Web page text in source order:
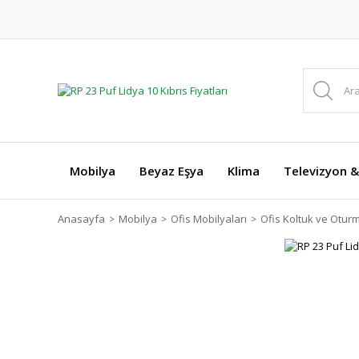
Mobilya Beyaz Eşya Klima Televizyon
Anasayfa Mobilya Ofis Mobilyaları Ofis Koltuk ve